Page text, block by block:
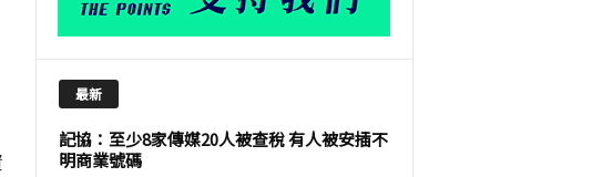
最新
記協：至少8家傳媒20人被查稅 有人被安插不
明商業號碼